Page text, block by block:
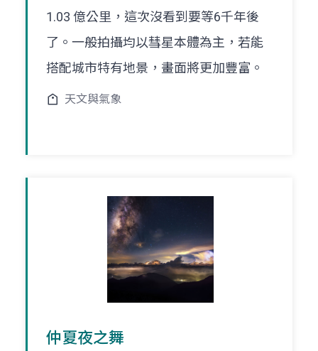
1.03 億公里，這次沒看到要等6千年後
了。一般拍攝均以彗星本體為主，若能
搭配城市特有地景，畫面將更加豐富。
天文與氣象
仲夏夜之舞